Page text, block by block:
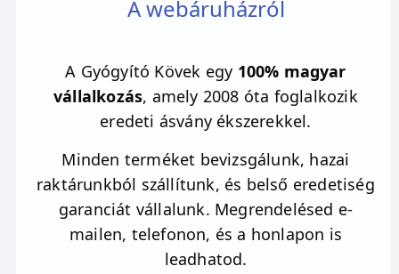
megnyugvást. Kitűnő segítő nyugodt
tisztaságot és az igazságot jelképezi és
magába foglal minden energiát, mint a fehér
fény. Segíti a blokkok leépítését és
megszabadulni az energiatestekben lévő és a
lelki mérgektől is, hogy olyan tisztává váljunk,
mint amilyen a howlit maga. E belső
nagytakarítás után türelmesebbek,
figyelmesebbek és boldogabbak lehetünk.
Erősíti a pozitív jellemvonásokat, viselőjét
A webáruházról
A Gyógyító Kövek egy 100% magyar
vállalkozás, amely 2008 óta foglalkozik
eredeti ásvány ékszerekkel.
Minden terméket bevizsgálunk, hazai
raktárunkból szállítunk, és belső eredetiség
garanciát vállalunk. Megrendelésed e-
mailen, telefonon, és a honlapon is
leadhatod.